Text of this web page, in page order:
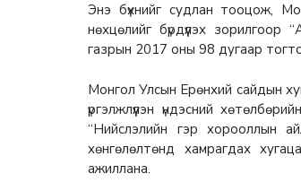
Энэ бүхнийг судлан тооцож,
нөхцөлийг бүрдүүлэх
газрын 2017 оны 98 дугаар
Монгол Улсын Ерөнхий сайдын
үргэлжлүүлэн үндэсний
“Нийслэлийн гэр хорооллын
хөнгөлөлтөнд хамрагдах
ажиллана.